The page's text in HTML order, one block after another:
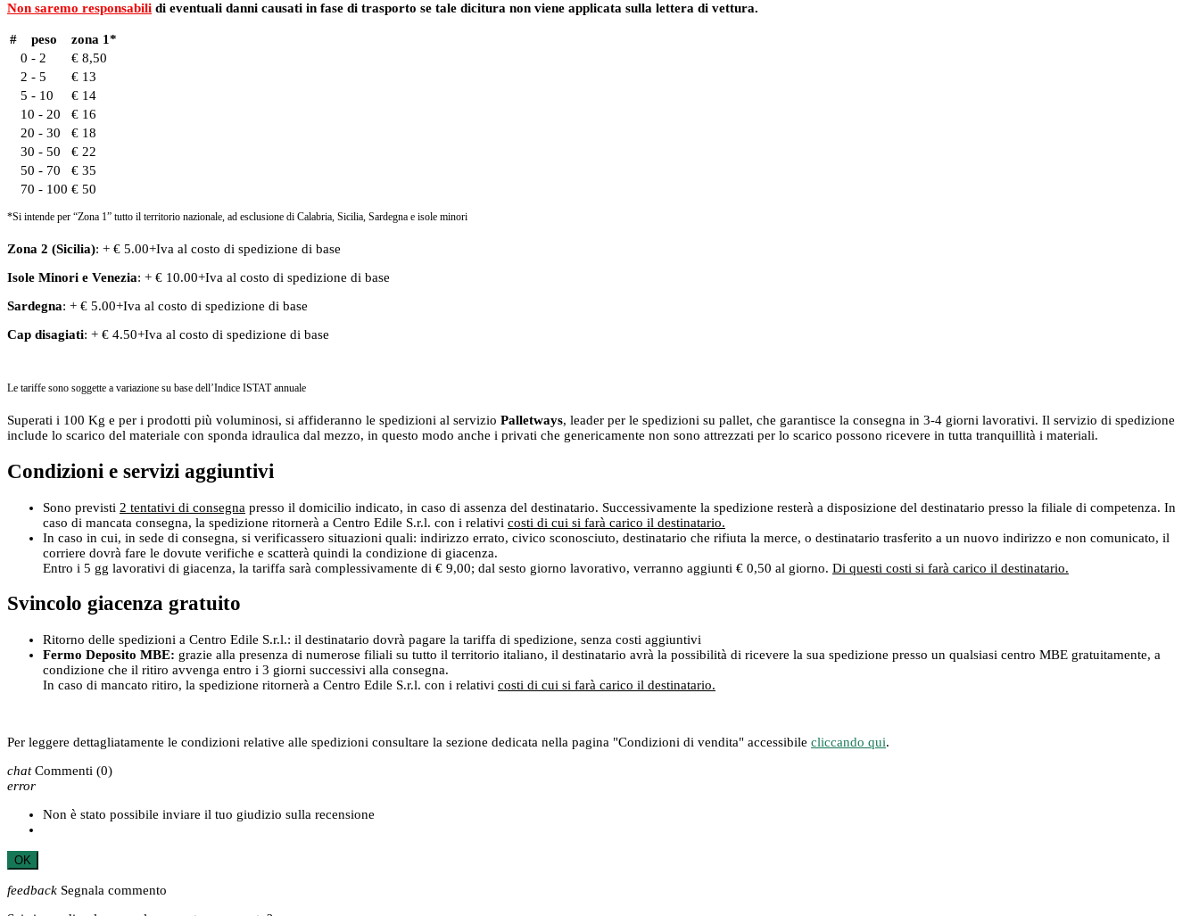
Non saremo responsabili di eventuali danni causati in fase di trasporto se tale dicitura non viene applicata sulla lettera di vettura.
# peso
zona 1*
0 - 2
€ 8,50
2 - 5
€ 13
5 - 10
€ 14
10 - 20
€ 16
20 - 30
€ 18
30 - 50
€ 22
50 - 70
€ 35
70 - 100 € 50
*Si intende per “Zona 1” tutto il territorio nazionale, ad esclusione di Calabria, Sicilia, Sardegna e isole minori
Zona 2 (Sicilia): + € 5.00+Iva al costo di spedizione di base
Isole Minori e Venezia: + € 10.00+Iva al costo di spedizione di base
Sardegna: + € 5.00+Iva al costo di spedizione di base
Cap disagiati: + € 4.50+Iva al costo di spedizione di base
Le tariffe sono soggette a variazione su base dell’Indice ISTAT annuale
Superati i 100 Kg e per i prodotti più voluminosi, si affideranno le spedizioni al servizio Palletways, leader per le spedizioni su pallet, che garantisce la consegna in 3-4 giorni lavorativi. Il servizio di spedizione
include lo scarico del materiale con sponda idraulica dal mezzo, in questo modo anche i privati che genericamente non sono attrezzati per lo scarico possono ricevere in tutta tranquillità i materiali.
Condizioni e servizi aggiuntivi
Sono previsti 2 tentativi di consegna presso il domicilio indicato, in caso di assenza del destinatario. Successivamente la spedizione resterà a disposizione del destinatario presso la filiale di competenza. In
caso di mancata consegna, la spedizione ritornerà a Centro Edile S.r.l. con i relativi costi di cui si farà carico il destinatario.
In caso in cui, in sede di consegna, si verificassero situazioni quali: indirizzo errato, civico sconosciuto, destinatario che rifiuta la merce, o destinatario trasferito a un nuovo indirizzo e non comunicato, il
corriere dovrà fare le dovute verifiche e scatterà quindi la condizione di giacenza.
Entro i 5 gg lavorativi di giacenza, la tariffa sarà complessivamente di € 9,00; dal sesto giorno lavorativo, verranno aggiunti € 0,50 al giorno. Di questi costi si farà carico il destinatario.
Svincolo giacenza gratuito
Ritorno delle spedizioni a Centro Edile S.r.l.: il destinatario dovrà pagare la tariffa di spedizione, senza costi aggiuntivi
Fermo Deposito MBE: grazie alla presenza di numerose filiali su tutto il territorio italiano, il destinatario avrà la possibilità di ricevere la sua spedizione presso un qualsiasi centro MBE gratuitamente, a
condizione che il ritiro avvenga entro i 3 giorni successivi alla consegna.
In caso di mancato ritiro, la spedizione ritornerà a Centro Edile S.r.l. con i relativi costi di cui si farà carico il destinatario.
Per leggere dettagliatamente le condizioni relative alle spedizioni consultare la sezione dedicata nella pagina "Condizioni di vendita" accessibile cliccando qui.
chat Commenti (0)
error
Non è stato possibile inviare il tuo giudizio sulla recensione
OK
feedback Segnala commento